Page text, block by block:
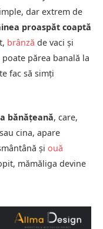
dar extrem de
proaspăt coaptă
brânză de vaci și
părea banală la
fac să simți
bănățeană, care,
cina, apare
și ouă
mămăliga devine